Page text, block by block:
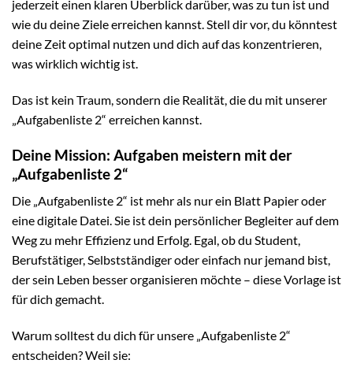
jederzeit einen klaren Überblick darüber, was zu tun ist und
wie du deine Ziele erreichen kannst. Stell dir vor, du könntest
deine Zeit optimal nutzen und dich auf das konzentrieren,
was wirklich wichtig ist.
Das ist kein Traum, sondern die Realität, die du mit unserer
„Aufgabenliste 2“ erreichen kannst.
Deine Mission: Aufgaben meistern mit der
„Aufgabenliste 2“
Die „Aufgabenliste 2“ ist mehr als nur ein Blatt Papier oder
eine digitale Datei. Sie ist dein persönlicher Begleiter auf dem
Weg zu mehr Effizienz und Erfolg. Egal, ob du Student,
Berufstätiger, Selbstständiger oder einfach nur jemand bist,
der sein Leben besser organisieren möchte – diese Vorlage ist
für dich gemacht.
Warum solltest du dich für unsere „Aufgabenliste 2“
entscheiden? Weil sie: